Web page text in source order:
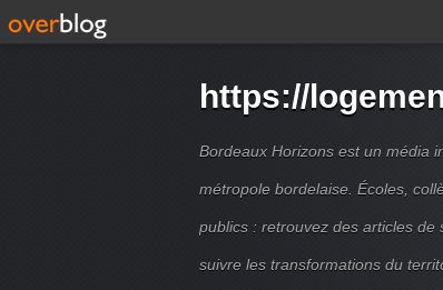
https://
Bordeaux Horizons est un média
métropole bordelaise. Écoles,
publics : retrouvez des articles
suivre les transformations du